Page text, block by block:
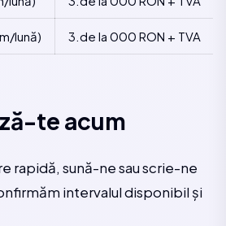
lună) 3.de la 000 RON + TVA
te acum
rapidă, sună-ne sau scrie-ne
intervalul disponibil și